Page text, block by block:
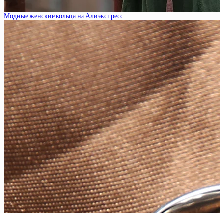
Модные женские кольца на Алиэкспресс